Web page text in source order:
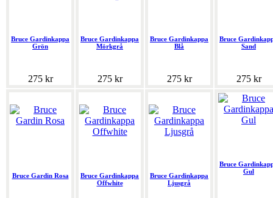
Bruce Gardinkappa
Grön
275 kr
Bruce Gardinkappa
Mörkgrå
275 kr
Bruce Gardinkappa
Blå
275 kr
Bruce
Sand
275 kr
Bruce Gardin Rosa
Bruce Gardinkappa
Offwhite
Bruce Gardinkappa
Ljusgrå
Bruce
Gul